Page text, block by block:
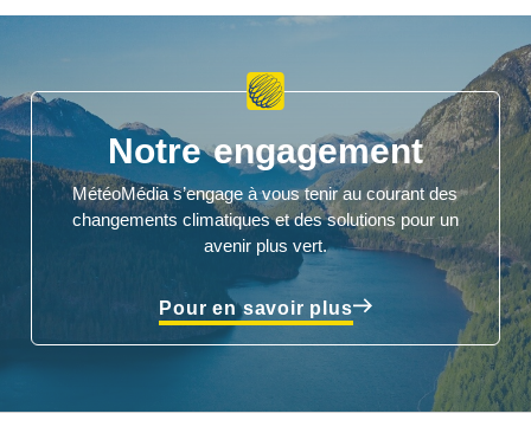
Notre engagement
MétéoMédia s’engage à vous tenir au courant des
changements climatiques et des solutions pour un
avenir plus vert.
Pour en savoir plus